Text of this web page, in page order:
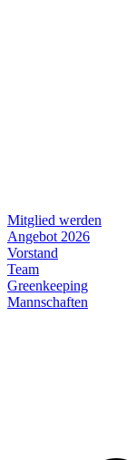
Mitglied werden
Angebot 2026
Vorstand
Team
Greenkeeping
Mannschaften